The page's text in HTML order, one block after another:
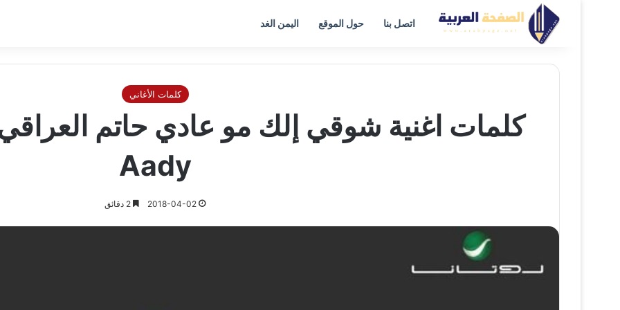
اتصل بنا حول الموقع اليمن الغد
كلمات الأغاني
Aady
2018-04-02